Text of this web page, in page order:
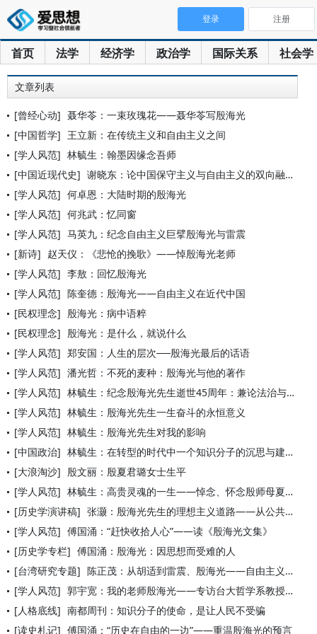
首页 法学 经济学 政治学 国际关系 社会学
登录 注册
文章列表
[曾经心动] 聂华苓：一束玫瑰花——聂华苓写殷海光
[中国哲学] 王立新：在传统主义和自由主义之间
[学人风范] 林毓生：翰墨因缘念吾师
[中国近现代史] 谢晓东：论中国保守主义与自由主义的双向融合
[学人风范] 何卓恩：大陆时期的殷海光
[学人风范] 何兆武：忆同窗
[学人风范] 马英九：纪念自由主义巨擘殷海光与雷震
[新诗] 赵天仪：《悲怆的挽歌》——悼殷海光老师
[学人风范] 李敖：回忆殷海光
[学人风范] 陈奎德：殷海光——自由主义在近代中国
[民权理念] 殷海光：病中语粹
[民权理念] 殷海光：是什么，就说什么
[学人风范] 郑安国：人生的层次──殷海光最后的话语
[学人风范] 潘光哲：不死的麦种：殷海光与他的著作
[学人风范] 林毓生：纪念殷海光先生逝世45周年：兼论法治与民主的基础建设
[学人风范] 林毓生：殷海光先生一生奋斗的永恒意义
[学人风范] 林毓生：殷海光先生对我的影响
[中国政治] 林毓生：在转型的时代中一个知识分子的沉思与建议
[大浪淘沙] 殷文丽：殷夏君璐女士生平
[学人风范] 林毓生：高贵灵魂的一生——悼念、怀念殷师母夏君璐女士
[历史学演讲稿] 张灏：殷海光先生的理想主义道路——从公共知识分子谈起
[学人风范] 傅国涌：“赶快收拾人心”——读《殷海光文集》
[历史学专栏] 傅国涌：殷海光：因思想而受难的人
[台湾研究专题] 陈正茂：从胡适到雷震、殷海光——自由主义在台湾的浮沉
[学人风范] 郭宇宽：我的老师殷海光——专访台大哲学系教授王晓波
[人格底线] 南都周刊：知识分子的使命，是让人民不受骗
[读史札记] 傅国涌：“历史在自由的一边”——重温殷海光的预言